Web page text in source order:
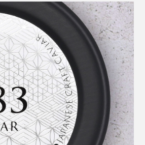
たのが雑菌。
抑えると腐ってしまうため、いか
成するかが鍵に。
ア1983』では、独自の衛生管理シ
アの加工場全体が、半導体工場の
います。
の企画営業部・福元氏のおすすめ
食べ方。
くらやたらこなど、おいしい魚卵
ック」は、最高級ベルーガに次ぐ
ウザメ（オシェトラ）の卵を使用